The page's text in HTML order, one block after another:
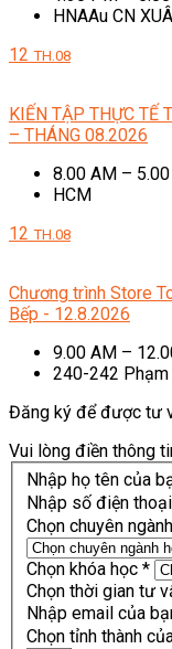
HNAAu CN
12 TH.08
KIẾN TẬP THỰC TẾ
– THÁNG 08.2026
8.00 AM –
HCM
12 TH.08
Chương trình Store
Bếp - 12.8.2026
9.00 AM –
240-242 Phạm
Đăng ký để được tư
Vui lòng điền thông
Nhập họ tên của
Nhập số điện
Chọn chuyên
Chọn khóa học *
Chọn thời gian tư
Nhập email của
Chọn tỉnh thành